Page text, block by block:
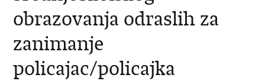
obrazovanja odraslih za
zanimanje
policajac/policajka